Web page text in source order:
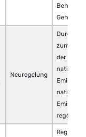
Neuregelung
zum
der
nationale
regelt